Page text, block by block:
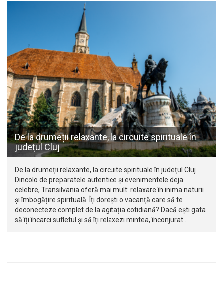
De la drumeții relaxante, la circuite spirituale în
județul Cluj
De la drumeții relaxante, la circuite spirituale în județul Cluj
Dincolo de preparatele autentice și evenimentele deja
celebre, Transilvania oferă mai mult: relaxare în inima naturii
și îmbogățire spirituală. Îți dorești o vacanță care să te
deconecteze complet de la agitația cotidiană? Dacă ești gata
să îți încarci sufletul și să îți relaxezi mintea, înconjurat…